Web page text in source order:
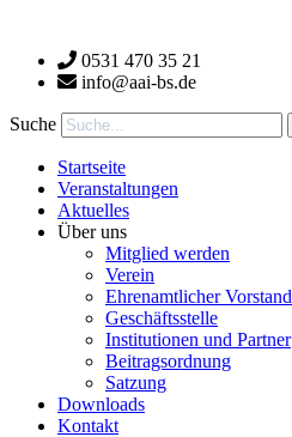
wechseln 0531 470 35 21
info@aai-bs.de
Suche
Startseite
Veranstaltungen
Aktuelles
Über uns
Mitglied werden
Verein
Ehrenamtlicher Vorstand
Geschäftsstelle
Institutionen und Partner
Beitragsordnung
Satzung
Downloads
Kontakt